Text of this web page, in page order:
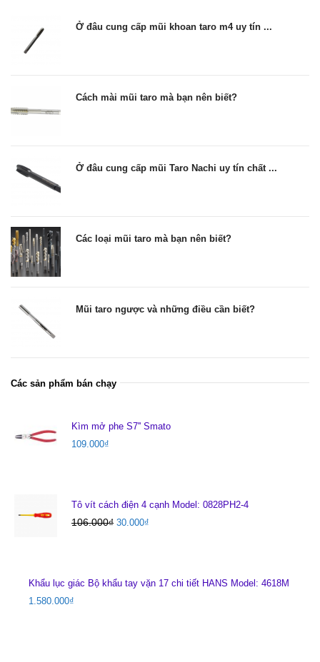
Ở đâu cung cấp mũi khoan taro m4 uy tín ...
Cách mài mũi taro mà bạn nên biết?
Ở đâu cung cấp mũi Taro Nachi uy tín chất ...
Các loại mũi taro mà bạn nên biết?
Mũi taro ngược và những điều cần biết?
Các sản phẩm bán chạy
Kìm mở phe S7'' Smato
109.000₫
Tô vít cách điện 4 cạnh Model: 0828PH2-4
106.000₫ 30.000₫
Khẩu lục giác Bộ khẩu tay vặn 17 chi tiết HANS Model: 4618M
1.580.000₫